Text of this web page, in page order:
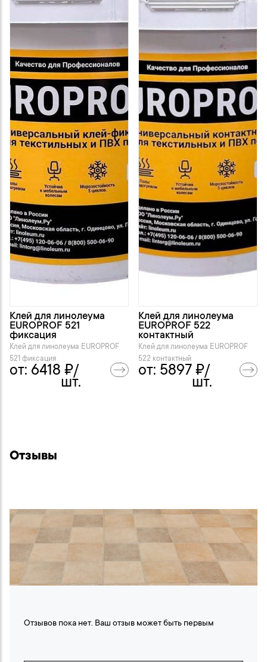
Клей для линолеума
EUROPROF 521
фиксация
Клей для линолеума EUROPROF
521 фиксация
от: 6418 ₽/
шт.
Клей для линолеума
EUROPROF 522
контактный
Клей для линолеума EUROPROF
522 контактный
от: 5897 ₽/
шт.
Отзывы
Отзывов пока нет. Ваш отзыв может быть первым